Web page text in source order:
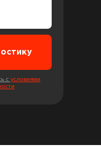
с условиями